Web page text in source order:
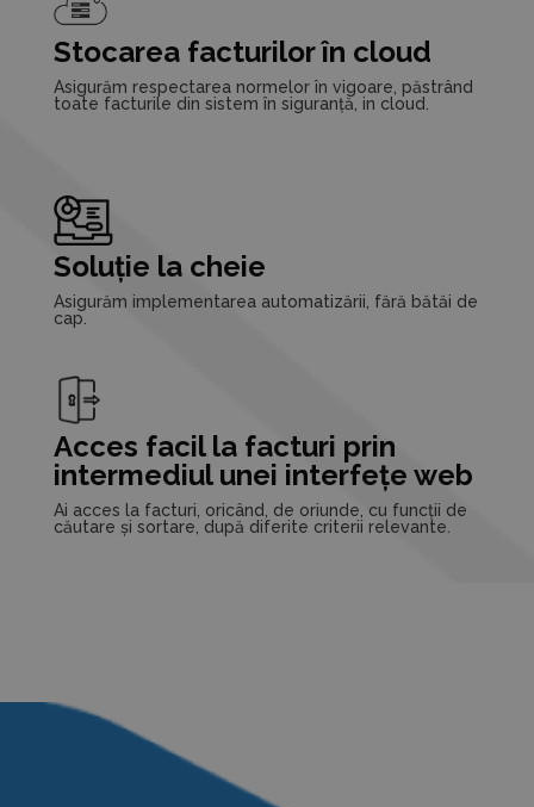
Stocarea facturilor în cloud
Asigurăm respectarea normelor în vigoare, păstrând
toate facturile din sistem în siguranță, in cloud.
Soluție la cheie
Asigurăm implementarea automatizării, fără bătăi de
cap.
Acces facil la facturi prin
intermediul unei interfețe web
Ai acces la facturi, oricând, de oriunde, cu funcții de
căutare și sortare, după diferite criterii relevante.